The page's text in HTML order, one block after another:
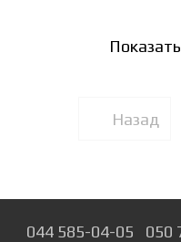
Назад
044 585-04-05 050